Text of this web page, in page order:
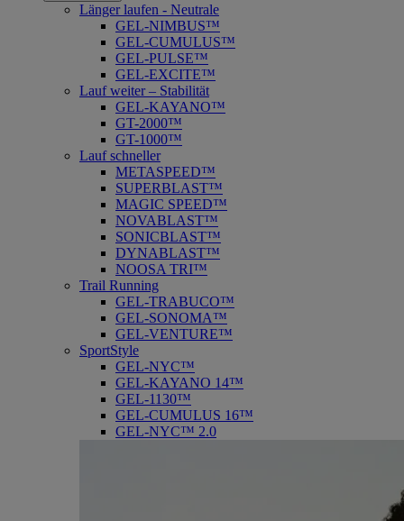
Länger laufen - Neutrale
GEL-NIMBUS™
GEL-CUMULUS™
GEL-PULSE™
GEL-EXCITE™
Lauf weiter – Stabilität
GEL-KAYANO™
GT-2000™
GT-1000™
Lauf schneller
METASPEED™
SUPERBLAST™
MAGIC SPEED™
NOVABLAST™
SONICBLAST™
DYNABLAST™
NOOSA TRI™
Trail Running
GEL-TRABUCO™
GEL-SONOMA™
GEL-VENTURE™
SportStyle
GEL-NYC™
GEL-KAYANO 14™
GEL-1130™
GEL-CUMULUS 16™
GEL-NYC™ 2.0